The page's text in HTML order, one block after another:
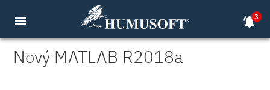
menu notifications_active3
Nový MATLAB R2018a